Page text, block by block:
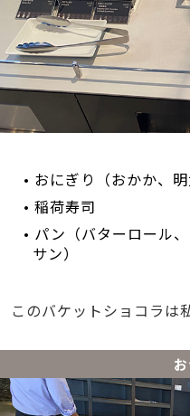
• おにぎり（おかか、明
• 稲荷寿司
• パン（バターロール
サン）
このバケットショコラは